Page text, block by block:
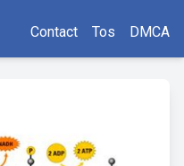
Contact Tos DMCA